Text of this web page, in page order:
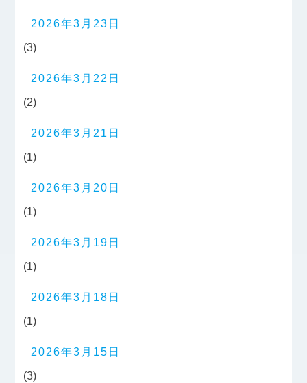
2026年3月23日
(3)
2026年3月22日
(2)
2026年3月21日
(1)
2026年3月20日
(1)
2026年3月19日
(1)
2026年3月18日
(1)
2026年3月15日
(3)